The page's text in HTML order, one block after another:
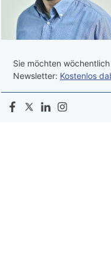
Sie möchten
Newsletter: Kostenlos